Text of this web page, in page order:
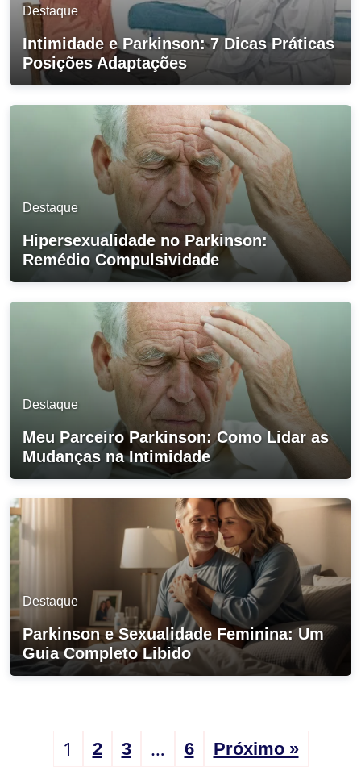
Destaque
Intimidade e Parkinson: 7 Dicas Práticas
Posições Adaptações
Destaque
Hipersexualidade no Parkinson:
Remédio Compulsividade
Destaque
Meu Parceiro Parkinson: Como Lidar as
Mudanças na Intimidade
Destaque
Parkinson e Sexualidade Feminina: Um
Guia Completo Libido
1 2 3 … 6 Próximo »